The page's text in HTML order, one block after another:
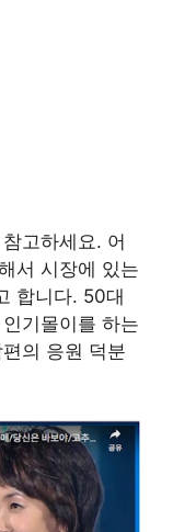
고하세요. 어
서 시장에 있는
합니다. 50대
기몰이를 하는
의 응원 덕분